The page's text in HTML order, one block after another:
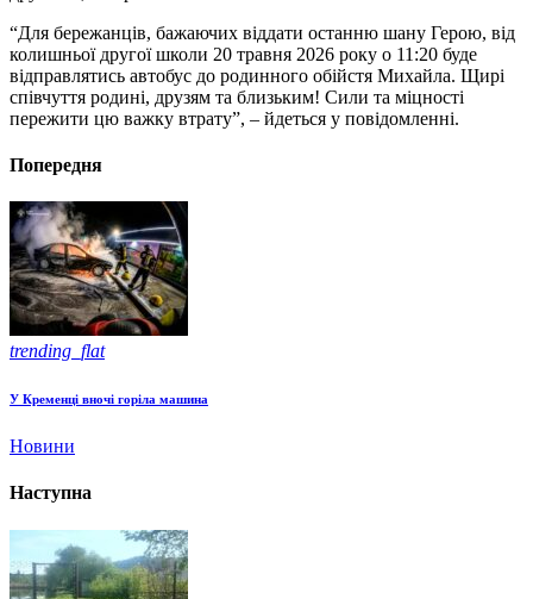
“Для бережанців, бажаючих віддати останню шану Герою, від
колишньої другої школи 20 травня 2026 року о 11:20 буде
відправлятись автобус до родинного обійстя Михайла. Щирі
співчуття родині, друзям та близьким! Сили та міцності
пережити цю важку втрату”, – йдеться у повідомленні.
Попередня
trending_flat
У Кременці вночі горіла машина
Новини
Наступна